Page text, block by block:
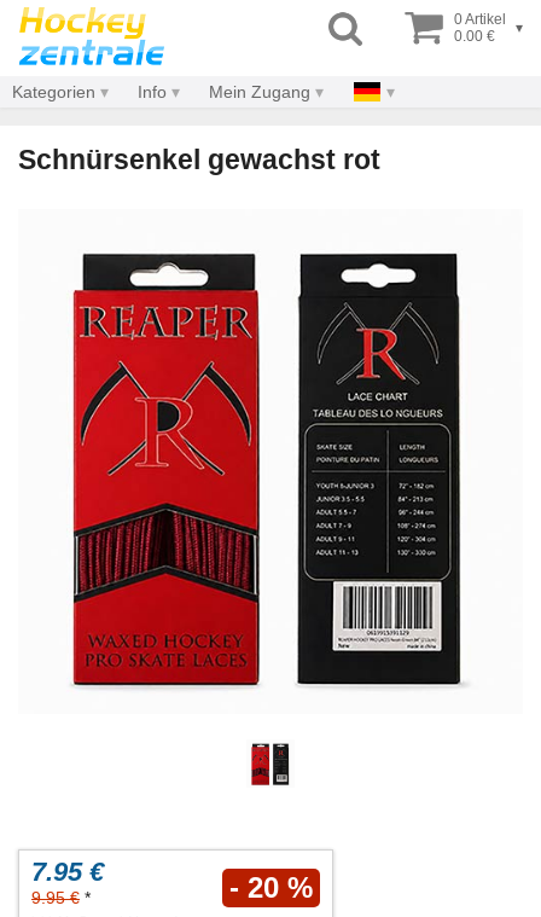
0 Artikel
0.00 €
▾
Kategorien Info Mein Zugang
Schnürsenkel gewachst rot
7.95 €
9.95 € * - 20 %